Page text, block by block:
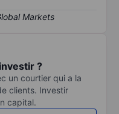
?
un courtier qui a la
clients. Investir
capital.